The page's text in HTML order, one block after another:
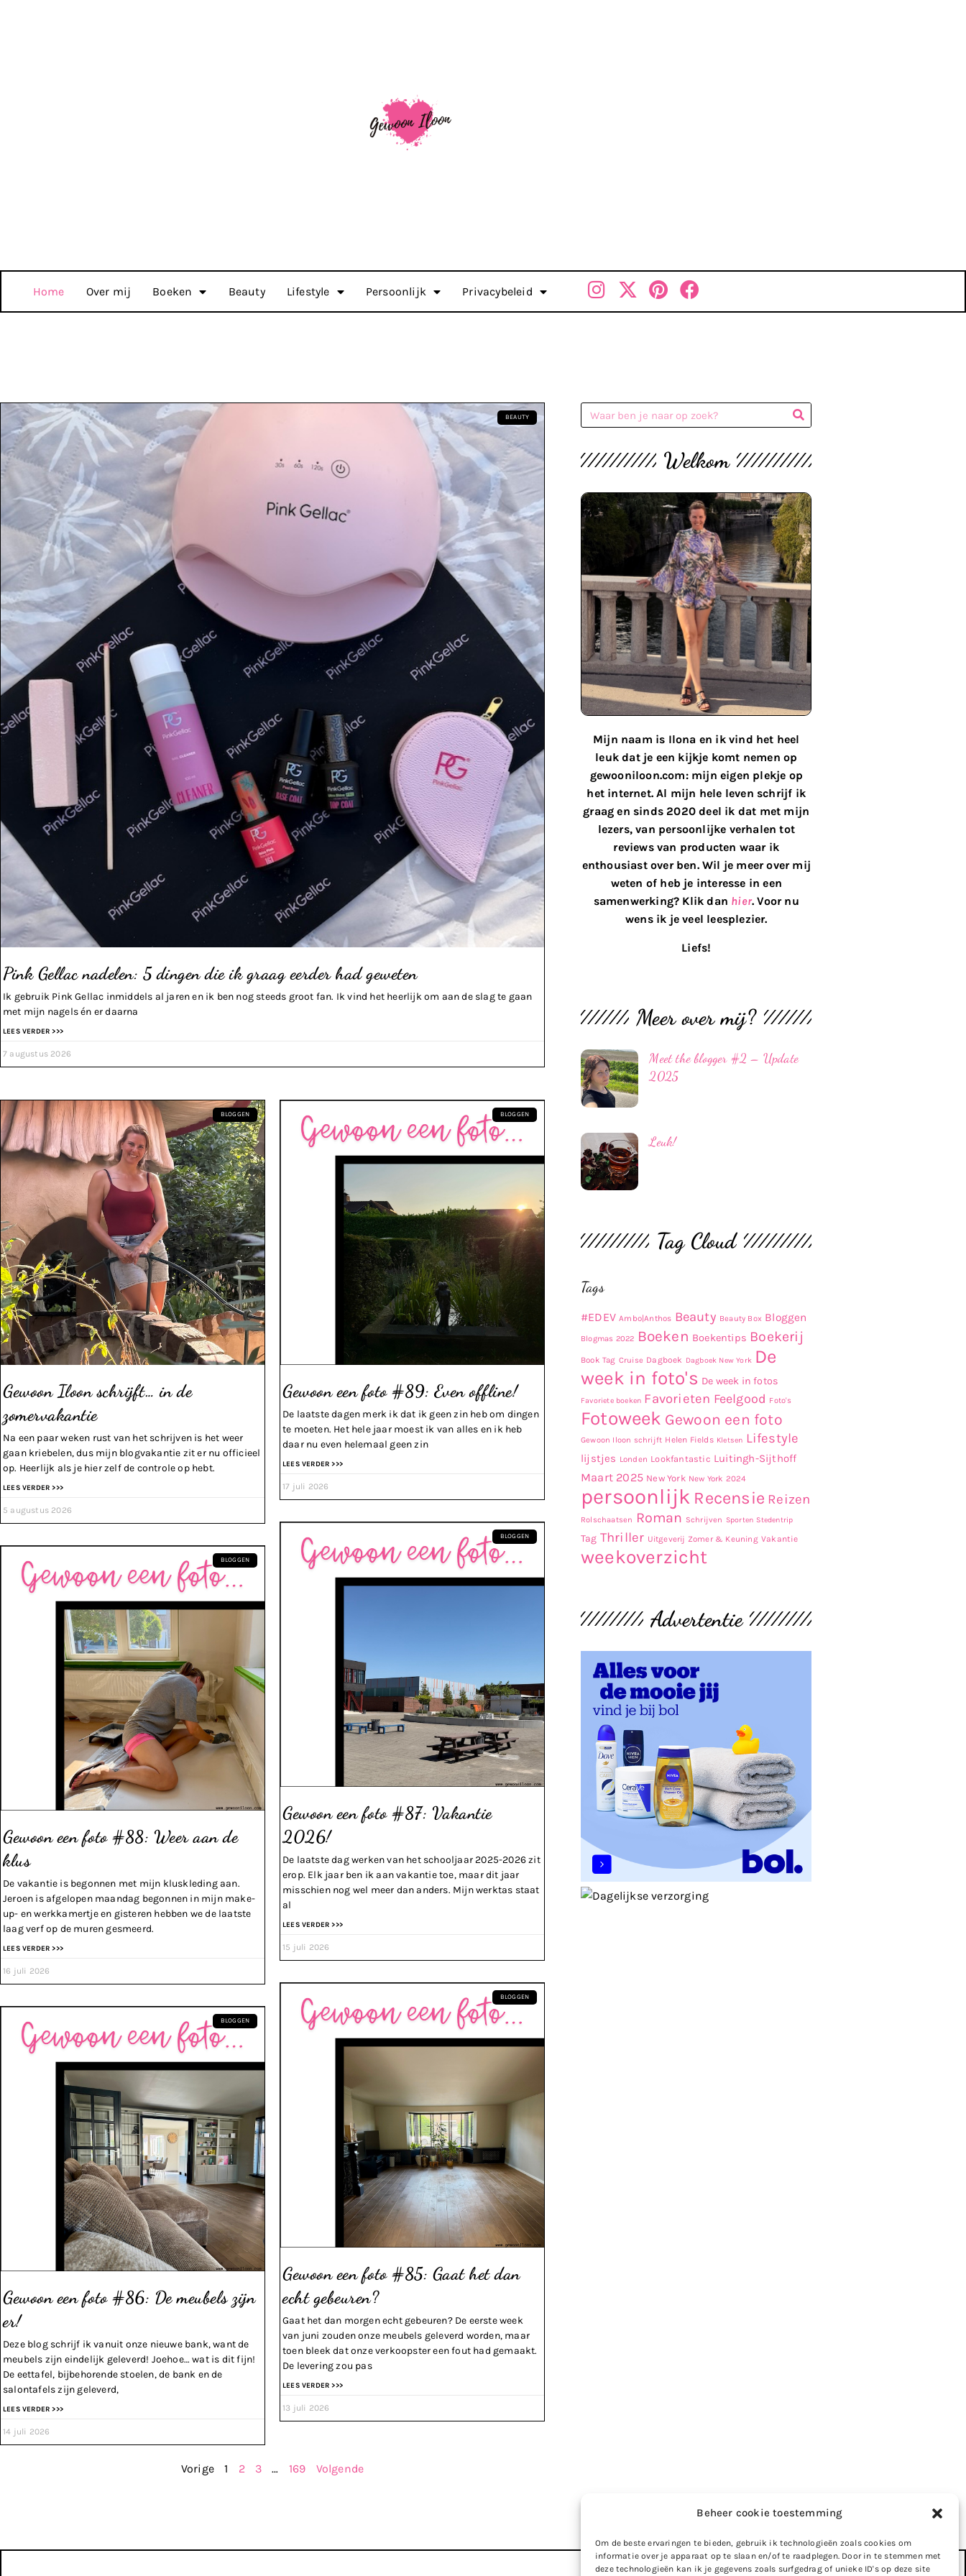
Beheer cookie toestemming
Om de beste ervaringen te bieden, gebruik ik technologieën zoals cookies om
informatie over je apparaat op te slaan en/of te raadplegen. Door in te stemmen met
deze technologieën kan ik je gegevens zoals surfgedrag of unieke ID's op deze site
Home Over mij Boeken Beauty Lifestyle Persoonlijk Privacybeleid
BEAUTY
Pink Gellac nadelen: 5 dingen die ik graag eerder had geweten
Ik gebruik Pink Gellac inmiddels al jaren en ik ben nog steeds groot fan. Ik vind het heerlijk om aan de slag te gaan
met mijn nagels én er daarna
LEES VERDER >>>
7 augustus 2026
BLOGGEN
Gewoon Iloon schrijft… in de
zomervakantie
Na een paar weken rust van het schrijven is het weer
gaan kriebelen, dus mijn blogvakantie zit er nu officieel
op. Heerlijk als je hier zelf de controle op hebt.
LEES VERDER >>>
5 augustus 2026
BLOGGEN
Gewoon een foto #89: Even offline!
De laatste dagen merk ik dat ik geen zin heb om dingen
te moeten. Het hele jaar moest ik van alles en ik heb
daar nu even helemaal geen zin
LEES VERDER >>>
17 juli 2026
BLOGGEN
Gewoon een foto #88: Weer aan de
klus
De vakantie is begonnen met mijn kluskleding aan.
Jeroen is afgelopen maandag begonnen in mijn make-
up- en werkkamertje en gisteren hebben we de laatste
laag verf op de muren gesmeerd.
LEES VERDER >>>
16 juli 2026
BLOGGEN
Gewoon een foto #87: Vakantie
2026!
De laatste dag werken van het schooljaar 2025-2026 zit
erop. Elk jaar ben ik aan vakantie toe, maar dit jaar
misschien nog wel meer dan anders. Mijn werktas staat
al
LEES VERDER >>>
15 juli 2026
BLOGGEN
Gewoon een foto #86: De meubels zijn
er!
Deze blog schrijf ik vanuit onze nieuwe bank, want de
meubels zijn eindelijk geleverd! Joehoe… wat is dit fijn!
De eettafel, bijbehorende stoelen, de bank en de
salontafels zijn geleverd,
LEES VERDER >>>
14 juli 2026
BLOGGEN
Gewoon een foto #85: Gaat het dan
echt gebeuren?
Gaat het dan morgen echt gebeuren? De eerste week
van juni zouden onze meubels geleverd worden, maar
toen bleek dat onze verkoopster een fout had gemaakt.
De levering zou pas
LEES VERDER >>>
13 juli 2026
Vorige 1 2 3 … 169 Volgende
Welkom
Mijn naam is Ilona en ik vind het heel
leuk dat je een kijkje komt nemen op
gewooniloon.com: mijn eigen plekje op
het internet. Al mijn hele leven schrijf ik
graag en sinds 2020 deel ik dat met mijn
lezers, van persoonlijke verhalen tot
reviews van producten waar ik
enthousiast over ben. Wil je meer over mij
weten of heb je interesse in een
samenwerking? Klik dan hier. Voor nu
wens ik je veel leesplezier.
Liefs!
Meer over mij?
Meet the blogger #2 – Update
2025
Leuk!
Tag Cloud
Tags
#EDEV Ambo|Anthos Beauty Beauty Box Bloggen
Blogmas 2022 Boeken Boekentips Boekerij
Book Tag Cruise Dagboek Dagboek New York De
week in foto's De week in fotos
Favoriete boeken Favorieten Feelgood Foto's
Fotoweek Gewoon een foto
Gewoon Iloon schrijft Helen Fields Kletsen Lifestyle
lijstjes Londen Lookfantastic Luitingh-Sijthoff
Maart 2025 New York New York 2024
persoonlijk Recensie Reizen
Rolschaatsen Roman Schrijven Sporten Stedentrip
Tag Thriller Uitgeverij Zomer & Keuning Vakantie
weekoverzicht
Advertentie